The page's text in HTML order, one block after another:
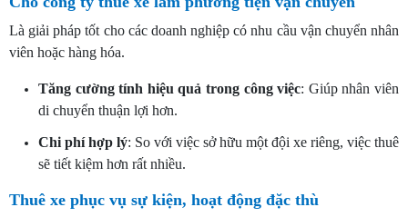
Là giải pháp tốt cho các doanh nghiệp có nhu cầu vận chuyển nhân
viên hoặc hàng hóa.
Tăng cường tính hiệu quả trong công việc: Giúp nhân viên
di chuyển thuận lợi hơn.
Chi phí hợp lý: So với việc sở hữu một đội xe riêng, việc thuê
sẽ tiết kiệm hơn rất nhiều.
Thuê xe phục vụ sự kiện, hoạt động đặc thù